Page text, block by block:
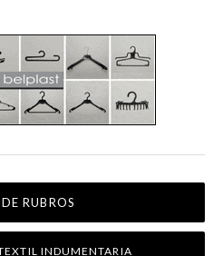
RUBROS
INDUMENTARIA